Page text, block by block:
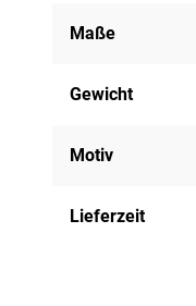
Maße
Gewicht
Motiv
Lieferzeit